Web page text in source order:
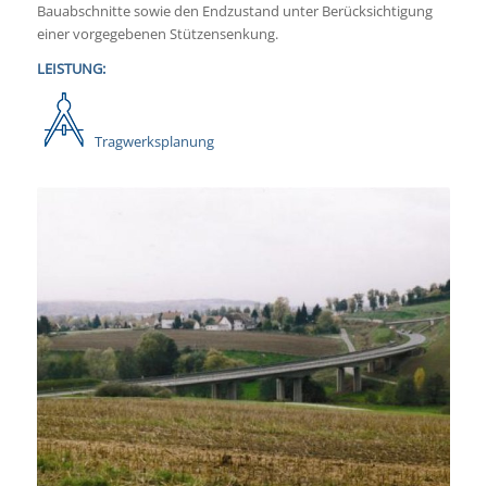
Bauabschnitte sowie den Endzustand unter Berücksichtigung
einer vorgegebenen Stützensenkung.
LEISTUNG:
Tragwerksplanung